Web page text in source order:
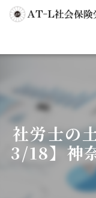
社労士の
3/18】神